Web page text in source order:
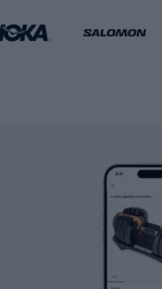
Vaikiški dviračiai
Dviračių marškinėliai
Dviračių kelnės
Dviračių striukės
Dviračių džemperiai